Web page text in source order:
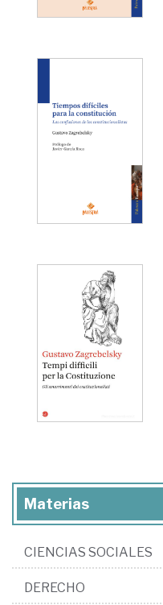
Materias
CIENCIAS SOCIALES
DERECHO